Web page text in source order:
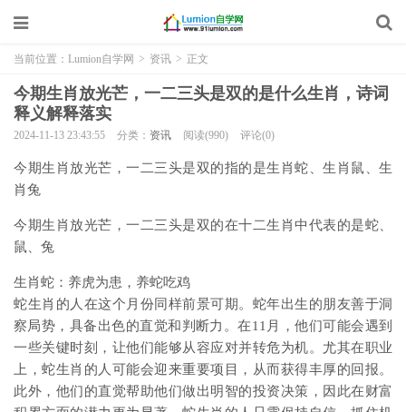
当前位置： Lumion自学网 > 资讯 > 正文
今期生肖放光芒，一二三头是双的是什么生肖，诗词
释义解释落实
2024-11-13 23:43:55 分类： 资讯 阅读(990) 评论(0)
今期生肖放光芒，一二三头是双的指的是生肖蛇、生肖鼠、生
肖兔
今期生肖放光芒，一二三头是双的在十二生肖中代表的是蛇、
鼠、兔
生肖蛇：养虎为患，养蛇吃鸡
蛇生肖的人在这个月份同样前景可期。蛇年出生的朋友善于洞
察局势，具备出色的直觉和判断力。在11月，他们可能会遇到
一些关键时刻，让他们能够从容应对并转危为机。尤其在职业
上，蛇生肖的人可能会迎来重要项目，从而获得丰厚的回报。
此外，他们的直觉帮助他们做出明智的投资决策，因此在财富